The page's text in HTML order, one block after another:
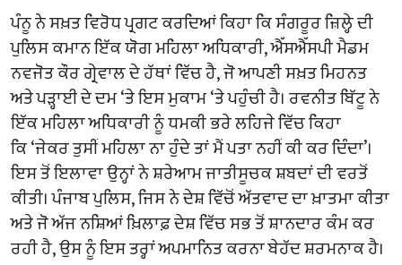
ਪੰਨੂ ਨੇ ਸਖ਼ਤ ਵਿਰੋਧ ਪ੍ਰਗਟ ਕਰਦਿਆਂ ਕਿਹਾ ਕਿ ਸੰਗਰੂਰ ਜ਼ਿਲ੍ਹੇ ਦੀ
ਪੁਲਿਸ ਕਮਾਨ ਇੱਕ ਯੋਗ ਮਹਿਲਾ ਅਧਿਕਾਰੀ, ਐੱਸਐੱਸਪੀ ਮੈਡਮ
ਨਵਜੋਤ ਕੌਰ ਗ੍ਰੇਵਾਲ ਦੇ ਹੱਥਾਂ ਵਿੱਚ ਹੈ, ਜੋ ਆਪਣੀ ਸਖ਼ਤ ਮਿਹਨਤ
ਅਤੇ ਪੜ੍ਹਾਈ ਦੇ ਦਮ ‘ਤੇ ਇਸ ਮੁਕਾਮ ‘ਤੇ ਪਹੁੰਚੀ ਹੈ। ਰਵਨੀਤ ਬਿੱਟੂ ਨੇ
ਇੱਕ ਮਹਿਲਾ ਅਧਿਕਾਰੀ ਨੂੰ ਧਮਕੀ ਭਰੇ ਲਹਿਜੇ ਵਿੱਚ ਕਿਹਾ
ਕਿ ‘ਜੇਕਰ ਤੁਸੀਂ ਮਹਿਲਾ ਨਾ ਹੁੰਦੇ ਤਾਂ ਮੈਂ ਪਤਾ ਨਹੀਂ ਕੀ ਕਰ ਦਿੰਦਾ’।
ਇਸ ਤੋਂ ਇਲਾਵਾ ਉਨ੍ਹਾਂ ਨੇ ਸ਼ਰੇਆਮ ਜਾਤੀਸੂਚਕ ਸ਼ਬਦਾਂ ਦੀ ਵਰਤੋਂ
ਕੀਤੀ। ਪੰਜਾਬ ਪੁਲਿਸ, ਜਿਸ ਨੇ ਦੇਸ਼ ਵਿੱਚੋਂ ਅੱਤਵਾਦ ਦਾ ਖ਼ਾਤਮਾ ਕੀਤਾ
ਅਤੇ ਜੋ ਅੱਜ ਨਸ਼ਿਆਂ ਖ਼ਿਲਾਫ਼ ਦੇਸ਼ ਵਿੱਚ ਸਭ ਤੋਂ ਸ਼ਾਨਦਾਰ ਕੰਮ ਕਰ
ਰਹੀ ਹੈ, ਉਸ ਨੂੰ ਇਸ ਤਰ੍ਹਾਂ ਅਪਮਾਨਿਤ ਕਰਨਾ ਬੇਹੱਦ ਸ਼ਰਮਨਾਕ ਹੈ।